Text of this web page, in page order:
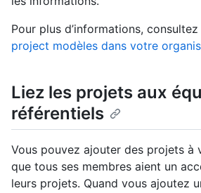
Pour plus d’informations, consultez
project modèles dans votre
Liez les projets aux
référentiels
Vous pouvez ajouter des projets à
que tous ses membres aient un
leurs projets. Quand vous ajoutez